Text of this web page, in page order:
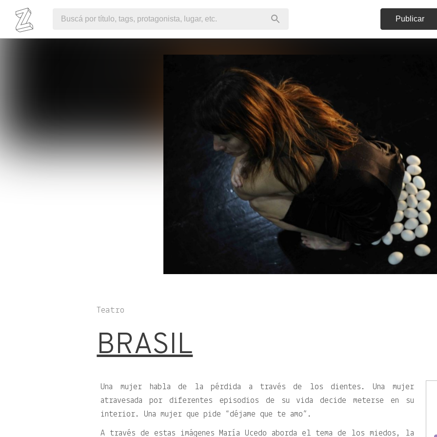
Publicar
Teatro
BRASIL
Una mujer habla de la pérdida a través de los dientes. Una mujer
atravesada por diferentes episodios de su vida decide meterse en su
interior. Una mujer que pide “déjame que te amo”.
A través de estas imágenes María Ucedo aborda el tema de los miedos, la